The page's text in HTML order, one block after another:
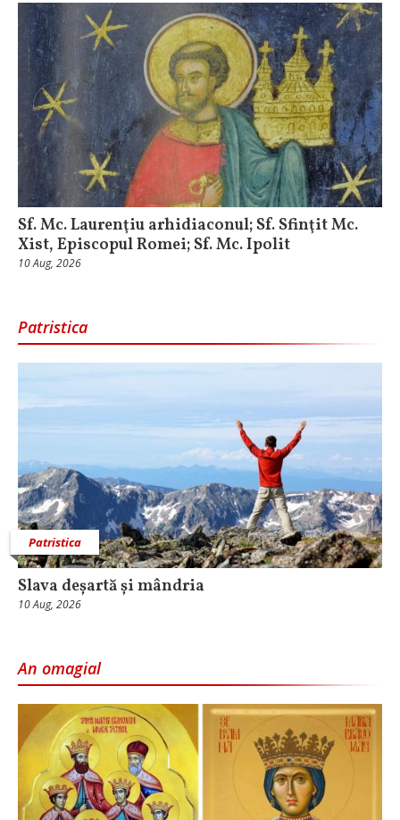
Sf. Mc. Laurenţiu arhidiaconul; Sf. Sfinţit Mc.
Xist, Episcopul Romei; Sf. Mc. Ipolit
10 Aug, 2026
Patristica
Patristica
Slava deșartă și mândria
10 Aug, 2026
An omagial